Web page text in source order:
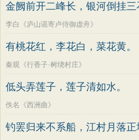
金阙前开二峰长，银河倒挂三
李白《庐山谣寄卢侍御虚舟》
有桃花红，李花白，菜花黄。
秦观《行香子·树绕村庄》
低头弄莲子，莲子清如水。
佚名《西洲曲》
钓罢归来不系船，江村月落正